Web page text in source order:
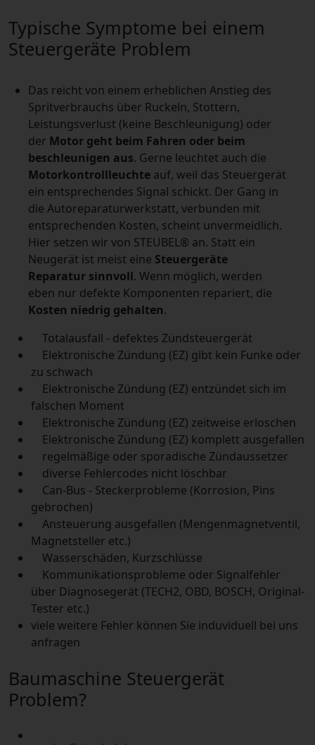
Typische Symptome bei einem
Steuergeräte Problem
Das reicht von einem erheblichen Anstieg des
Spritverbrauchs über Ruckeln, Stottern,
Leistungsverlust (keine Beschleunigung) oder
der Motor geht beim Fahren oder beim
beschleunigen aus. Gerne leuchtet auch die
Motorkontrollleuchte auf, weil das Steuergerät
ein entsprechendes Signal schickt. Der Gang in
die Autoreparaturwerkstatt, verbunden mit
entsprechenden Kosten, scheint unvermeidlich.
Hier setzen wir von STEUBEL® an. Statt ein
Neugerät ist meist eine Steuergeräte
Reparatur sinnvoll. Wenn möglich, werden
eben nur defekte Komponenten repariert, die
Kosten niedrig gehalten.
Totalausfall - defektes Zündsteuergerät
Elektronische Zündung (EZ) gibt kein Funke oder
zu schwach
Elektronische Zündung (EZ) entzündet sich im
falschen Moment
Elektronische Zündung (EZ) zeitweise erloschen
Elektronische Zündung (EZ) komplett ausgefallen
regelmäßige oder sporadische Zündaussetzer
diverse Fehlercodes nicht löschbar
Can-Bus - Steckerprobleme (Korrosion, Pins
gebrochen)
Ansteuerung ausgefallen (Mengenmagnetventil,
Magnetsteller etc.)
Wasserschäden, Kurzschlüsse
Kommunikationsprobleme oder Signalfehler
über Diagnosegerät (TECH2, OBD, BOSCH, Original-
Tester etc.)
viele weitere Fehler können Sie induviduell bei uns
anfragen
Baumaschine Steuergerät
Problem?